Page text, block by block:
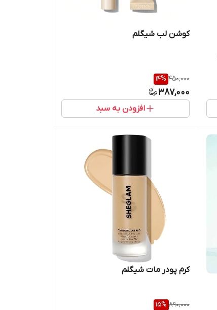
کوشن لب شیگلم
450,000
14%
387,000
افزودن به سبد
کرم پودر مات شیگلم‌
890,000
15%